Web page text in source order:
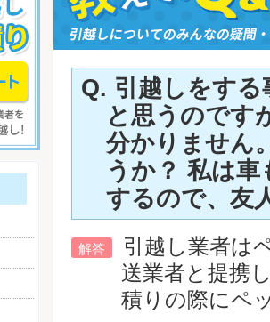
Q. 引越しをす
と思うのです
分かりません
うか？ 私は
するので、友
解答
引越し業者は
送業者と提携
積りの際にペ